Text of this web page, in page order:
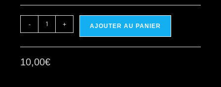
quantité
de
d'oreilles
- + AJOUTER AU PANIER
10,00€